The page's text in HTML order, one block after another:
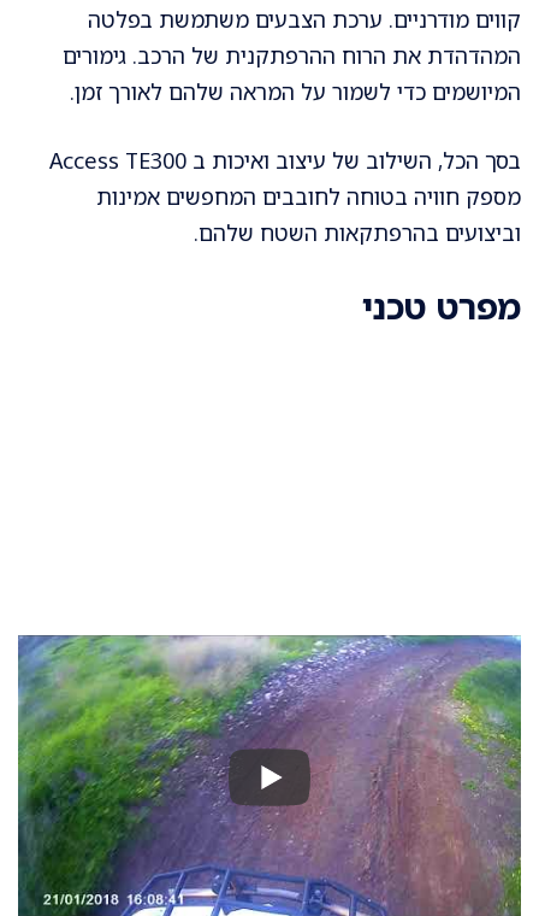
קווים מודרניים. ערכת הצבעים משתמשת בפלטה
המהדהדת את הרוח ההרפתקנית של הרכב. גימורים
המיושמים כדי לשמור על המראה שלהם לאורך זמן.
בסך הכל, השילוב של עיצוב ואיכות ב Access TE300
מספק חוויה בטוחה לחובבים המחפשים אמינות
וביצועים בהרפתקאות השטח שלהם.
מפרט טכני